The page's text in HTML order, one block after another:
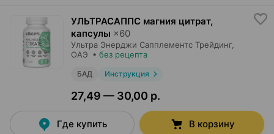
УЛЬТРАСАППС магния цитрат,
капсулы ×60
Ультра Энерджи Сапплементс Трейдинг,
ОАЭ • без рецепта
БАД Инструкция
27,49 — 30,00 р.
Где купить В корзину